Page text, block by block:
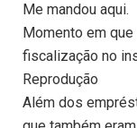
Me mandou aqui.
Momento em
fiscalização no
Reprodução
Além dos